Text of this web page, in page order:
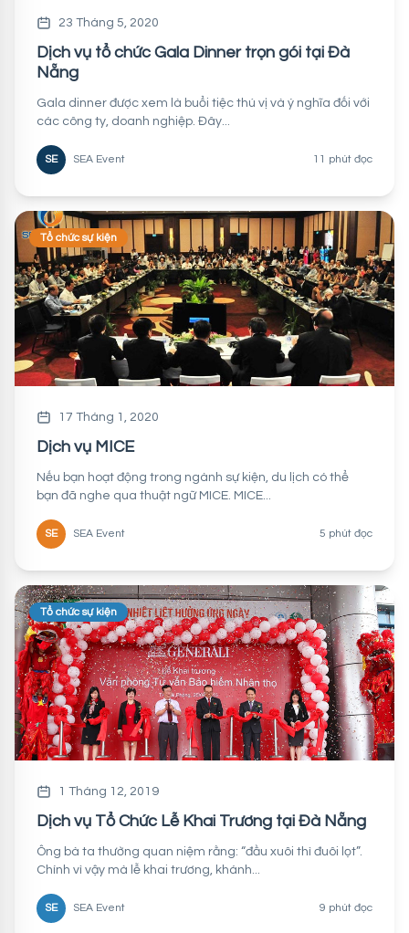
23 Tháng 5, 2020
Dịch vụ tổ chức Gala Dinner trọn gói tại Đà
Nẵng
Gala dinner được xem là buổi tiệc thú vị và ý nghĩa đối với
các công ty, doanh nghiệp. Đây...
SE SEA Event 11 phút đọc
Tổ chức sự kiện
17 Tháng 1, 2020
Dịch vụ MICE
Nếu bạn hoạt động trong ngành sự kiện, du lịch có thể
bạn đã nghe qua thuật ngữ MICE. MICE...
SE SEA Event 5 phút đọc
Tổ chức sự kiện
1 Tháng 12, 2019
Dịch vụ Tổ Chức Lễ Khai Trương tại Đà Nẵng
Ông bà ta thường quan niệm rằng: “đầu xuôi thì đuôi lọt”.
Chính vì vậy mà lễ khai trương, khánh...
SE SEA Event 9 phút đọc